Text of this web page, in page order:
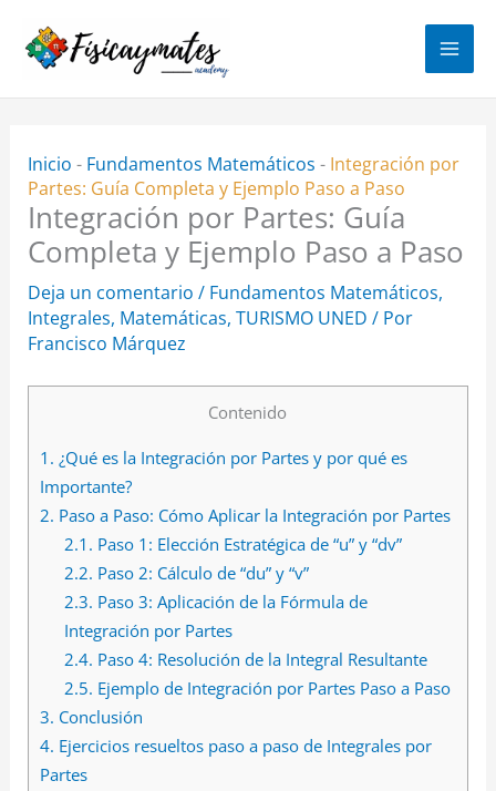
contenido
Inicio - Fundamentos Matemáticos - Integración por
Partes: Guía Completa y Ejemplo Paso a Paso
Integración por Partes: Guía
Completa y Ejemplo Paso a Paso
Deja un comentario / Fundamentos Matemáticos,
Integrales, Matemáticas, TURISMO UNED / Por
Francisco Márquez
Contenido
1. ¿Qué es la Integración por Partes y por qué es
Importante?
2. Paso a Paso: Cómo Aplicar la Integración por Partes
2.1. Paso 1: Elección Estratégica de “u” y “dv”
2.2. Paso 2: Cálculo de “du” y “v”
2.3. Paso 3: Aplicación de la Fórmula de
Integración por Partes
2.4. Paso 4: Resolución de la Integral Resultante
2.5. Ejemplo de Integración por Partes Paso a Paso
3. Conclusión
4. Ejercicios resueltos paso a paso de Integrales por
Partes